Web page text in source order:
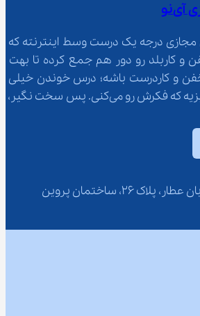
مجازی درجه یک درست وسط اینترنته که
معلم‌‌های خفن و کاربلد رو دور هم جمع کرده تا بهت
و کاردرست باشه؛ درس خوندن خیلی
آسون‌تر و باحال‌تر از چیزیه که فکرش رو می‌کنی. پس سخت نگیر،
تهران، میدان عطار، خیابان عطار، پلاک 26، ساختمان پروین